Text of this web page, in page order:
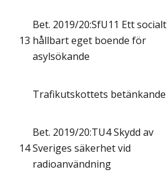
13
Bet. 2019/20:SfU11 Ett socialt
hållbart eget boende för
asylsökande
Trafikutskottets betänkande
14
Bet. 2019/20:TU4 Skydd av
Sveriges säkerhet vid
radioanvändning